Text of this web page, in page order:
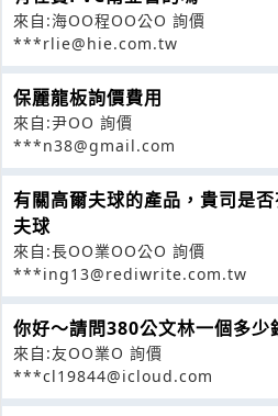
來自:海OO程OO公O 詢價
***rlie@hie.com.tw
保麗龍板詢價費用
來自:尹OO 詢價
***n38@gmail.com
有關高爾夫球的產品，貴司是
夫球
來自:長OO業OO公O 詢價
***ing13@rediwrite.com.tw
你好～請問380公文林一個多少
來自:友OO業O 詢價
***cl19844@icloud.com